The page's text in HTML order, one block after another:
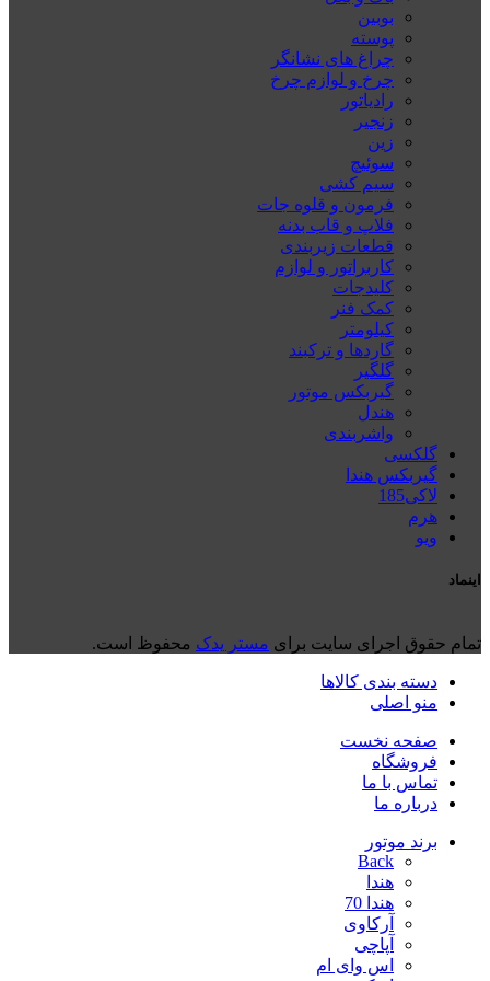
بوبین
پوسته
چراغ های نشانگر
چرخ و لوازم چرخ
رادیاتور
زنجیر
زین
سوئیچ
سیم کشی
فرمون و قلوه جات
فلاپ و قاب بدنه
قطعات زیربندی
کاربراتور و لوازم
کلیدجات
کمک فنر
کیلومتر
گاردها و ترکبند
گلگیر
گیربکس موتور
هندل
واشربندی
گلکسی
گیربکس هندا
لاکی185
هرم
ويو
اینماد
تمام حقوق اجرای سایت برای مستر یدک محفوظ است.
دسته بندی کالاها
منو اصلی
صفحه نخست
فروشگاه
تماس با ما
درباره ما
برند موتور
Back
هندا
هندا 70
آرکاوی
آپاچی
اس وای ام